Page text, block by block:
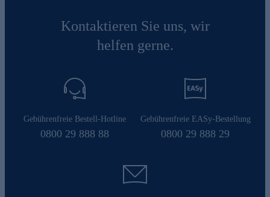
Kontaktieren Sie uns, wir
helfen gerne.
Gebührenfreie Bestell-Hotline
0800 29 888 88
Gebührenfreie EASy-Bestellung
0800 29 888 29